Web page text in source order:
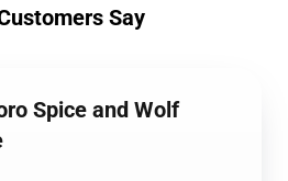
Say
Spice and Wolf